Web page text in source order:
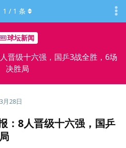
球坛新闻
晋级十六强，国乒3战全胜，6场
决胜局
1 / 1 条
月28日
：8人晋级十六强，国乒